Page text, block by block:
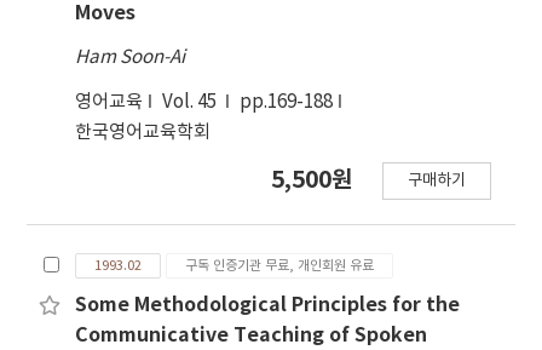
Moves
Ham Soon-Ai
영어교육 Vol. 45
pp.169-188
한국영어교육학회
5,500원 구매하기
1993.02 구독 인증기관 무료, 개인회원 유료
Some Methodological Principles for the
Communicative Teaching of Spoken